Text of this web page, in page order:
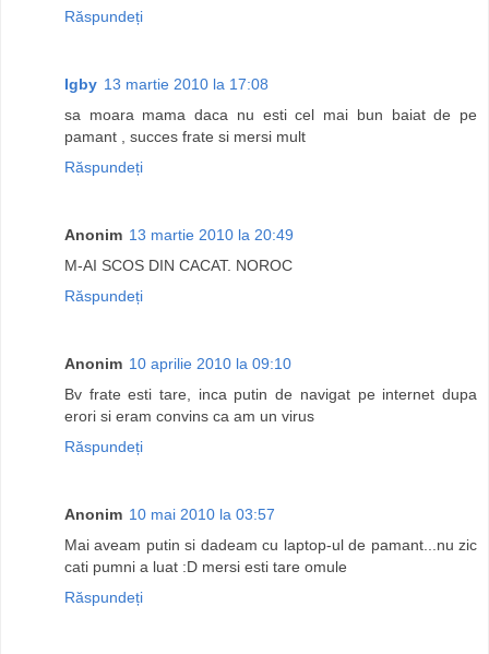
Răspundeți
Igby 13 martie 2010 la 17:08
sa moara mama daca nu esti cel mai bun baiat de pe
pamant , succes frate si mersi mult
Răspundeți
Anonim 13 martie 2010 la 20:49
M-AI SCOS DIN CACAT. NOROC
Răspundeți
Anonim 10 aprilie 2010 la 09:10
Bv frate esti tare, inca putin de navigat pe internet dupa
erori si eram convins ca am un virus
Răspundeți
Anonim 10 mai 2010 la 03:57
Mai aveam putin si dadeam cu laptop-ul de pamant...nu zic
cati pumni a luat :D mersi esti tare omule
Răspundeți